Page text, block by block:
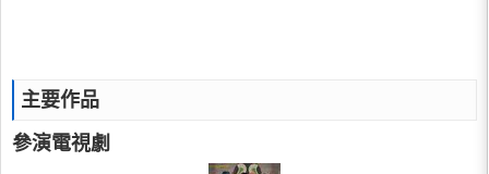
主要作品
參演電視劇